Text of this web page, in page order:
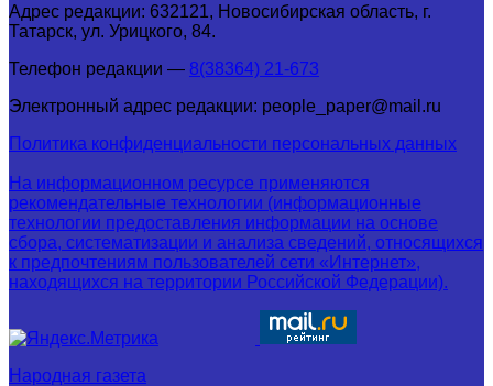
Адрес редакции: 632121, Новосибирская область, г.
Татарск, ул. Урицкого, 84.
Телефон редакции — 8(38364) 21-673
Электронный адрес редакции: people_paper@mail.ru
Политика конфиденциальности персональных данных
На информационном ресурсе применяются
рекомендательные технологии (информационные
технологии предоставления информации на основе
сбора, систематизации и анализа сведений, относящихся
к предпочтениям пользователей сети «Интернет»,
находящихся на территории Российской Федерации).
Народная газета